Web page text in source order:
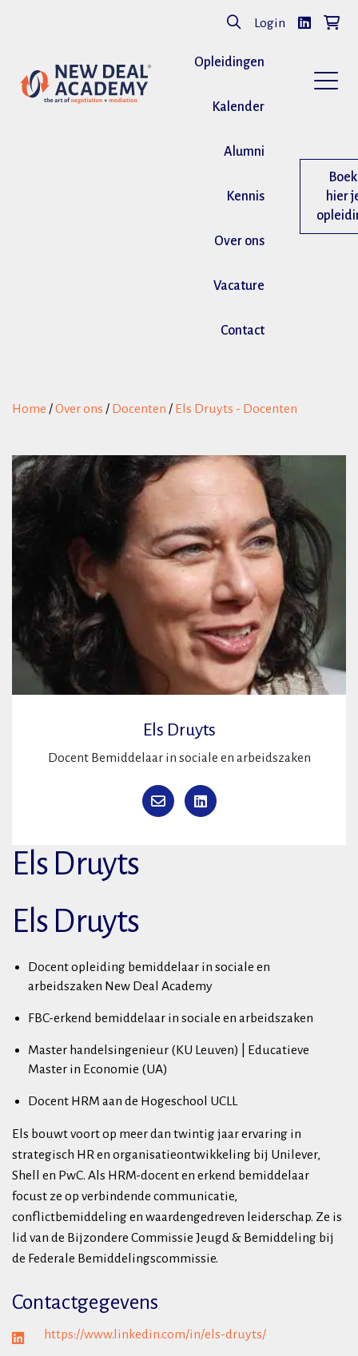
Login
Opleidingen
Kalender
Alumni
Kennis
Over ons
Vacature
Contact
Boek
hier
Home /Over ons / Docenten / Els Druyts - Docenten
Els Druyts
Docent Bemiddelaar in sociale en arbeidszaken
Els Druyts
Els Druyts
Docent opleiding bemiddelaar in sociale en
arbeidszaken New Deal Academy
FBC-erkend bemiddelaar in sociale en arbeidszaken
Master handelsingenieur (KU Leuven) | Educatieve
Master in Economie (UA)
Docent HRM aan de Hogeschool UCLL
Els bouwt voort op meer dan twintig jaar ervaring in
strategisch HR en organisatieontwikkeling bij Unilever,
Shell en PwC. Als HRM-docent en erkend bemiddelaar
focust ze op verbindende communicatie,
conflictbemiddeling en waardengedreven leiderschap. Ze is
lid van de Bijzondere Commissie Jeugd & Bemiddeling bij
de Federale Bemiddelingscommissie.
Contactgegevens
https://www.linkedin.com/in/els-druyts/